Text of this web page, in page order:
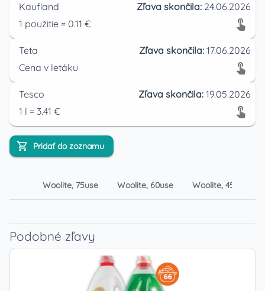
Kaufland Zľava skončila: 24.06.2026
1 použitie = 0.11 €
Teta Zľava skončila: 17.06.2026
Cena v letáku
Tesco Zľava skončila: 19.05.2026
1 l = 3.41 €
Pridať do zoznamu
Woolite, 75use Woolite, 60use Woolite, 45use
Podobné zľavy